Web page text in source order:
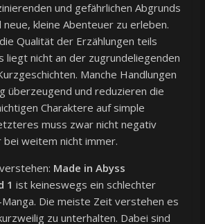
und gefährlichen Abgrunds
neue, kleine Abenteuer zu erleben.
Qualität der Erzählungen teils
liegt nicht an der zugrundeliegenden
Manche Handlungen
überzeugend und reduzieren die
Charaktere auf simple
muss zwar nicht negativ
bei weitem nicht immer.
Made in Abyss
1 ist keineswegs ein schlechter
Die meiste Zeit verstehen es
zu unterhalten. Dabei sind